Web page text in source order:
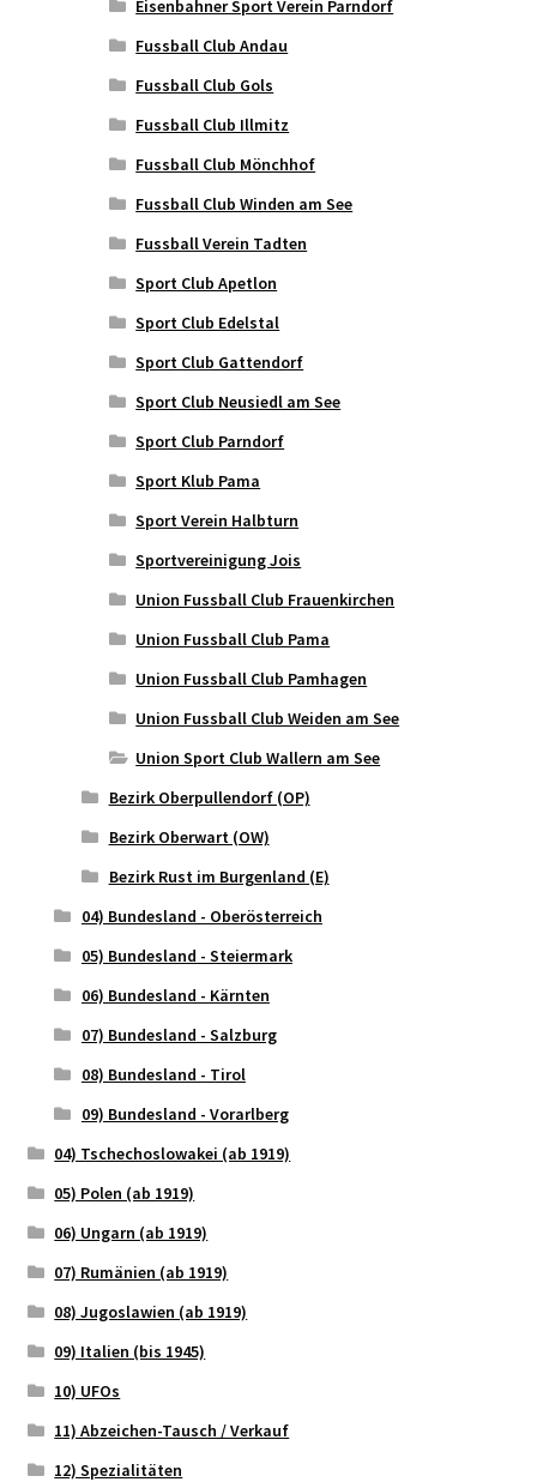
Eisenbahner Sport Verein Parndorf
Fussball Club Andau
Fussball Club Gols
Fussball Club Illmitz
Fussball Club Mönchhof
Fussball Club Winden am See
Fussball Verein Tadten
Sport Club Apetlon
Sport Club Edelstal
Sport Club Gattendorf
Sport Club Neusiedl am See
Sport Club Parndorf
Sport Klub Pama
Sport Verein Halbturn
Sportvereinigung Jois
Union Fussball Club Frauenkirchen
Union Fussball Club Pama
Union Fussball Club Pamhagen
Union Fussball Club Weiden am See
Union Sport Club Wallern am See
Bezirk Oberpullendorf (OP)
Bezirk Oberwart (OW)
Bezirk Rust im Burgenland (E)
04) Bundesland - Oberösterreich
05) Bundesland - Steiermark
06) Bundesland - Kärnten
07) Bundesland - Salzburg
08) Bundesland - Tirol
09) Bundesland - Vorarlberg
04) Tschechoslowakei (ab 1919)
05) Polen (ab 1919)
06) Ungarn (ab 1919)
07) Rumänien (ab 1919)
08) Jugoslawien (ab 1919)
09) Italien (bis 1945)
10) UFOs
11) Abzeichen-Tausch / Verkauf
12) Spezialitäten